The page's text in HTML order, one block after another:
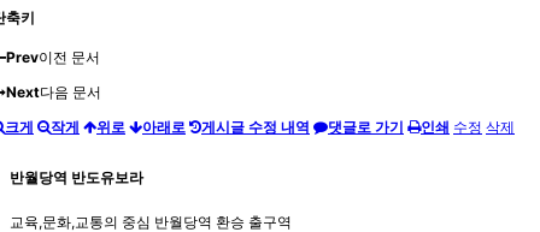
축키
Prev이전 문서
Next다음 문서
크게
작게 위로 아래로 게시글 수정 내역 댓글로 가기 인쇄 수정 삭제
반월당역 반도유보라
교육,문화,교통의 중심 반월당역 환승 출구역